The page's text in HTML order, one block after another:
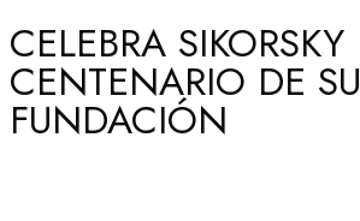
Aerolíneas
CELEBRA SIKORSKY
CENTENARIO DE SU
FUNDACIÓN